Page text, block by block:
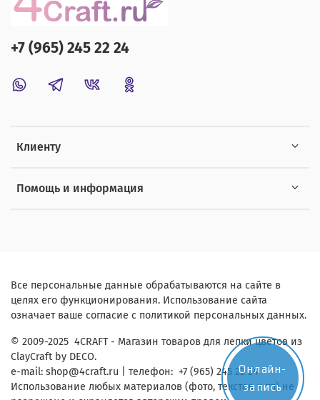
Клиенту
Помощь и информация
+7 (965) 245 22 24
Все персональные данные обрабатываются на сайте в
целях его функционирования. Использование сайта
означает ваше согласие с политикой персональных данных.
© 2009-2025 4CRAFT - Магазин товаров для лепки цветов из
ClayCraft by DECO.
e-mail: shop@4craft.ru | телефон: +7 (965) 245 22 24
Использование любых материалов (фото, текстов и тп) не
Онлайн-
запись